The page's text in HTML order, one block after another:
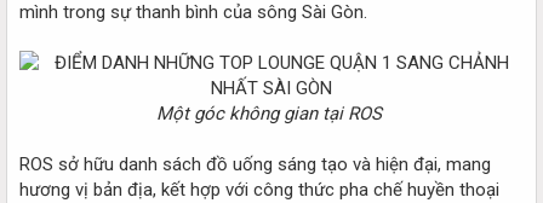
mình trong sự thanh bình của sông Sài Gòn.
Một góc không gian tại ROS
ROS sở hữu danh sách đồ uống sáng tạo và hiện đại, mang
hương vị bản địa, kết hợp với công thức pha chế huyền thoại